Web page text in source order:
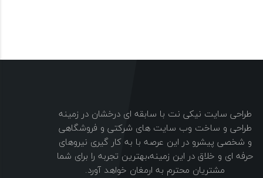
طراحی سایت نیکی نت با سابقه ای درخشان در زمینه
طراحی و ساخت وب سایت های شرکتی و فروشگاهی
و شخصی پیشرو در این عرصه با به کار گیری نیروهای
حرفه ای و خلاق در این زمینه،بهترین تجربه را برای شما
مشتریان محترم به ارمغان خواهد آورد.